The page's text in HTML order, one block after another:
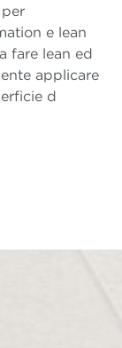
e lean
fare lean ed
applicare
d